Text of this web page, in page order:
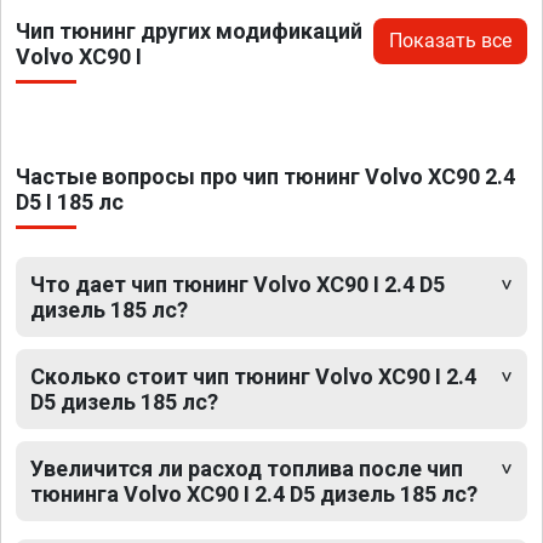
Чип тюнинг других модификаций
Volvo XC90 I
Показать все
Частые вопросы про чип тюнинг Volvo XC90 2.4
D5 I 185 лс
Что дает чип тюнинг Volvo XC90 I 2.4 D5
дизель 185 лс?
Сколько стоит чип тюнинг Volvo XC90 I 2.4
D5 дизель 185 лс?
Увеличится ли расход топлива после чип
тюнинга Volvo XC90 I 2.4 D5 дизель 185 лс?